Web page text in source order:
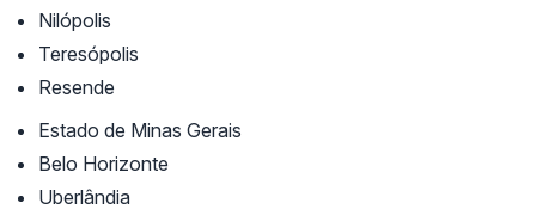
Nilópolis
Teresópolis
Resende
Estado de Minas Gerais
Belo Horizonte
Uberlândia